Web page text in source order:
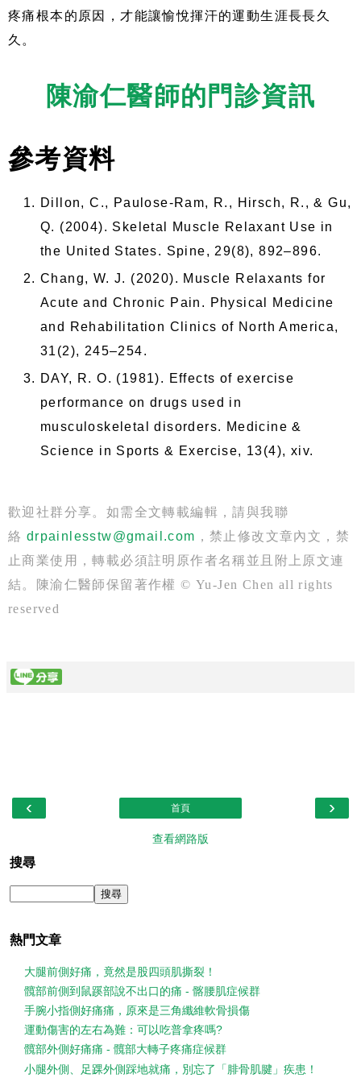
疼痛根本的原因，才能讓愉悅揮汗的運動生涯長長久
久。
陳渝仁醫師的門診資訊
參考資料
Dillon, C., Paulose-Ram, R., Hirsch, R., & Gu,
Q. (2004). Skeletal Muscle Relaxant Use in
the United States. Spine, 29(8), 892–896.
Chang, W. J. (2020). Muscle Relaxants for
Acute and Chronic Pain. Physical Medicine
and Rehabilitation Clinics of North America,
31(2), 245–254.
DAY, R. O. (1981). Effects of exercise
performance on drugs used in
musculoskeletal disorders. Medicine &
Science in Sports & Exercise, 13(4), xiv.
歡迎社群分享。如需全文轉載編輯，請與我聯
絡 drpainlesstw@gmail.com ，禁止修改文章內文，禁
止商業使用，轉載必須註明原作者名稱並且附上原文連
結。陳渝仁醫師保留著作權 © Yu-Jen Chen all rights
reserved
‹ ›
首頁
查看網路版
搜尋
熱門文章
大腿前側好痛，竟然是股四頭肌撕裂！
髖部前側到鼠蹊部說不出口的痛 - 髂腰肌症候群
手腕小指側好痛痛，原來是三角纖維軟骨損傷
運動傷害的左右為難：可以吃普拿疼嗎?
髖部外側好痛痛 - 髖部大轉子疼痛症候群
小腿外側、足踝外側踩地就痛，別忘了「腓骨肌腱」疾患！